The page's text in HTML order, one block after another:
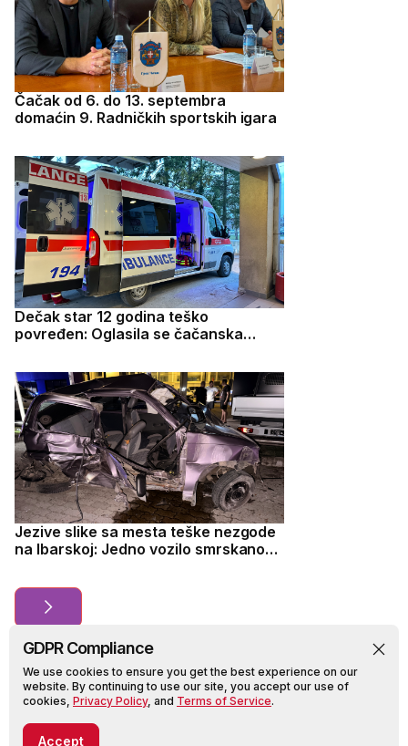
GDPR Compliance
We use cookies to ensure you get the best experience on our
website. By continuing to use our site, you accept our use of
cookies, Privacy Policy, and Terms of Service.
Accept
Čačak od 6. do 13. septembra
domaćin 9. Radničkih sportskih igara
Dečak star 12 godina teško
povređen: Oglasila se čačanska
ukupno povređene tri osobe
Jezive slike sa mesta teške nezgode
na Ibarskoj: Jedno vozilo smrskano
povređenih
MediaPortal ©